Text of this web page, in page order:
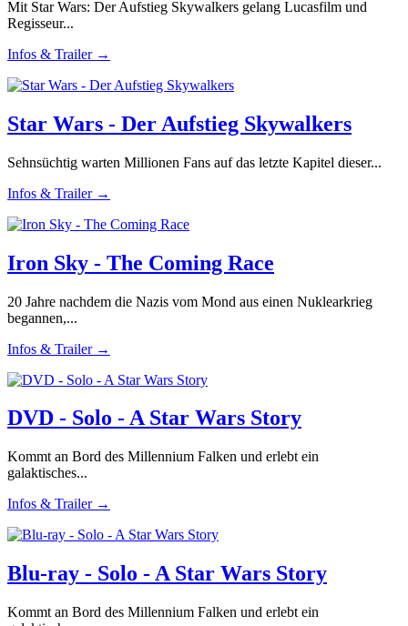
Mit Star Wars: Der Aufstieg Skywalkers gelang Lucasfilm und
Regisseur...
Infos & Trailer →
Star Wars - Der Aufstieg Skywalkers
Sehnsüchtig warten Millionen Fans auf das letzte Kapitel dieser...
Infos & Trailer →
Iron Sky - The Coming Race
20 Jahre nachdem die Nazis vom Mond aus einen Nuklearkrieg
begannen,...
Infos & Trailer →
DVD - Solo - A Star Wars Story
Kommt an Bord des Millennium Falken und erlebt ein
galaktisches...
Infos & Trailer →
Blu-ray - Solo - A Star Wars Story
Kommt an Bord des Millennium Falken und erlebt ein